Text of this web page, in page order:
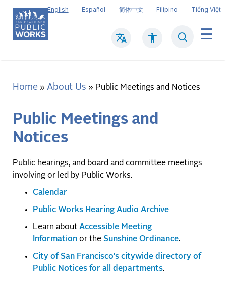
Skip
main
content
English Español 简体中文 Filipino Tiếng Việt
Main
Breadcrumb
Home About Us Public Meetings and Notices
Public Meetings and
Notices
Public hearings, and board and committee meetings
involving or led by Public Works.
Calendar
Public Works Hearing Audio Archive
Learn about Accessible Meeting
Information or the Sunshine Ordinance.
City of San Francisco's citywide directory of
Public Notices for all departments.